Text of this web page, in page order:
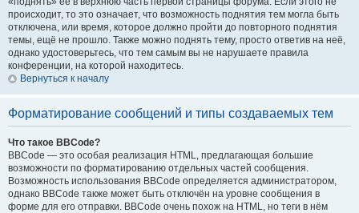
происходит, то это означает, что возможность поднятия тем могла быть
отключена, или время, которое должно пройти до повторного поднятия
темы, ещё не прошло. Также можно поднять тему, просто ответив на неё,
однако удостоверьтесь, что тем самым вы не нарушаете правила
конференции, на которой находитесь.
Вернуться к началу
Форматирование сообщений и типы создаваемых тем
Что такое BBCode?
BBCode — это особая реализация HTML, предлагающая большие
возможности по форматированию отдельных частей сообщения.
Возможность использования BBCode определяется администратором,
однако BBCode также может быть отключён на уровне сообщения в
форме для его отправки. BBCode очень похож на HTML, но теги в нём